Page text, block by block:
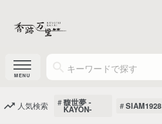
人気検索 馥世夢 -
KAYON- SIAM1928